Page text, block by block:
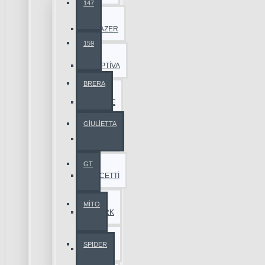
147
159
BRERA
GİULİETTA
GT
MİTO
SPİDER
BLAZER
CAPTİVA
CRUZE
LACETTİ
SPARK
TAHOE